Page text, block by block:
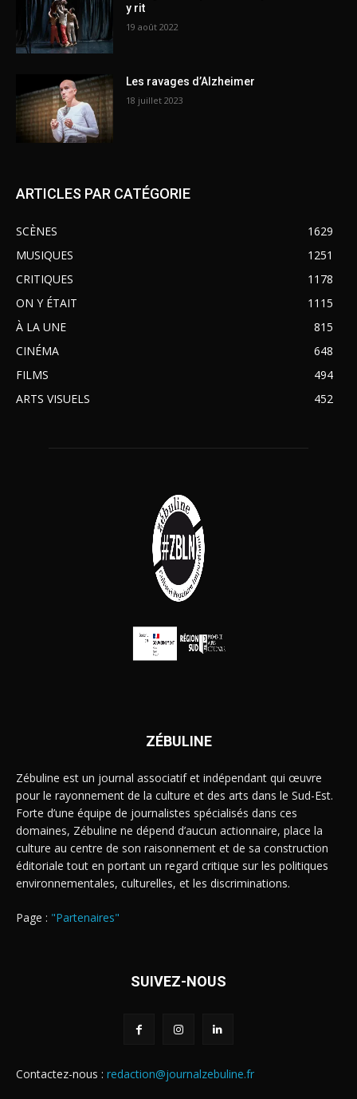
y rit
19 août 2022
Les ravages d’Alzheimer
18 juillet 2023
ARTICLES PAR CATÉGORIE
SCÈNES
1629
MUSIQUES
1251
CRITIQUES
1178
ON Y ÉTAIT
1115
À LA UNE
815
CINÉMA
648
FILMS
494
ARTS VISUELS
452
ZÉBULINE
Zébuline est un journal associatif et indépendant qui œuvre
pour le rayonnement de la culture et des arts dans le Sud-Est.
Forte d’une équipe de journalistes spécialisés dans ces
domaines, Zébuline ne dépend d’aucun actionnaire, place la
culture au centre de son raisonnement et de sa construction
éditoriale tout en portant un regard critique sur les politiques
environnementales, culturelles, et les discriminations.
Page : "Partenaires"
SUIVEZ-NOUS
Contactez-nous : redaction@journalzebuline.fr